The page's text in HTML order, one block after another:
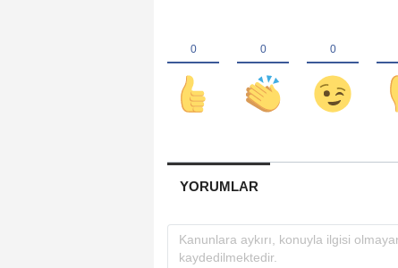
YORUMLAR